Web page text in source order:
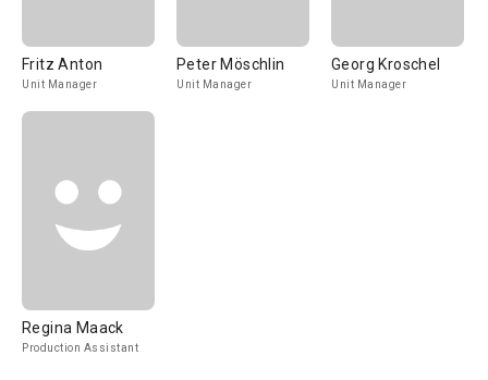
Fritz Anton
Unit Manager
Peter Möschlin
Unit Manager
Georg Kroschel
Unit Manager
Regina Maack
Production Assistant